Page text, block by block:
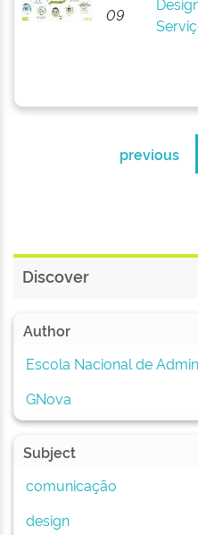
09
previous
Discover
Author
Escola Nacional de
GNova
Subject
comunicação
design